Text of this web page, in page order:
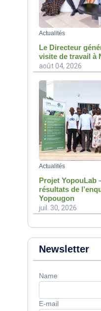
Actualités
Le Directeur
visite de travail à
août 04, 2026
Actualités
Projet YopouLab
résultats de
Yopougon
juil. 30, 2026
Newsletter
Name
E-mail